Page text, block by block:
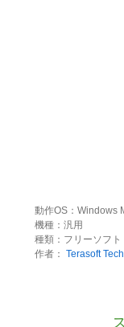
動作OS：Windows
機種：汎用
種類：フリーソフト
作者： Terasoft